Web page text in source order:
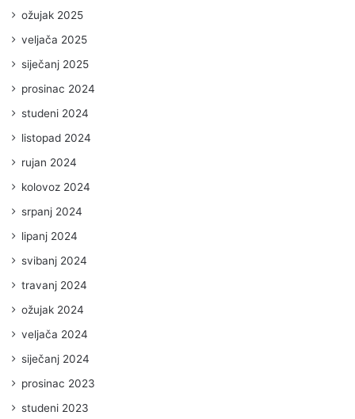
ožujak 2025
veljača 2025
siječanj 2025
prosinac 2024
studeni 2024
listopad 2024
rujan 2024
kolovoz 2024
srpanj 2024
lipanj 2024
svibanj 2024
travanj 2024
ožujak 2024
veljača 2024
siječanj 2024
prosinac 2023
studeni 2023